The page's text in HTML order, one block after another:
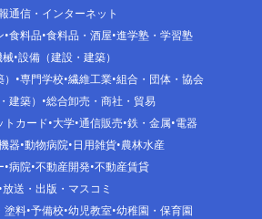
通信・インターネット
食料品 食料品・酒屋 進学塾・学習塾
械 設備（建設・建築）
専門学校 繊維工業 組合・団体・協会
建築）
総合卸売・商社・貿易
トカード 大学 通信販売 鉄・金属 電器
器 動物病院 日用雑貨 農林水産
病院 不動産開発 不動産賃貸
放送・出版・マスコミ
塗料 予備校 幼児教室 幼稚園・保育園